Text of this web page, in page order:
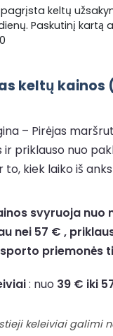
keltų
Paskutinį kartą
keltų kainos
– Pirėjas
priklauso nuo
to, kiek laiko iš
svyruoja nuo
nei 57 € ,
priemonės
: nuo 39 € iki
keleiviai galimi